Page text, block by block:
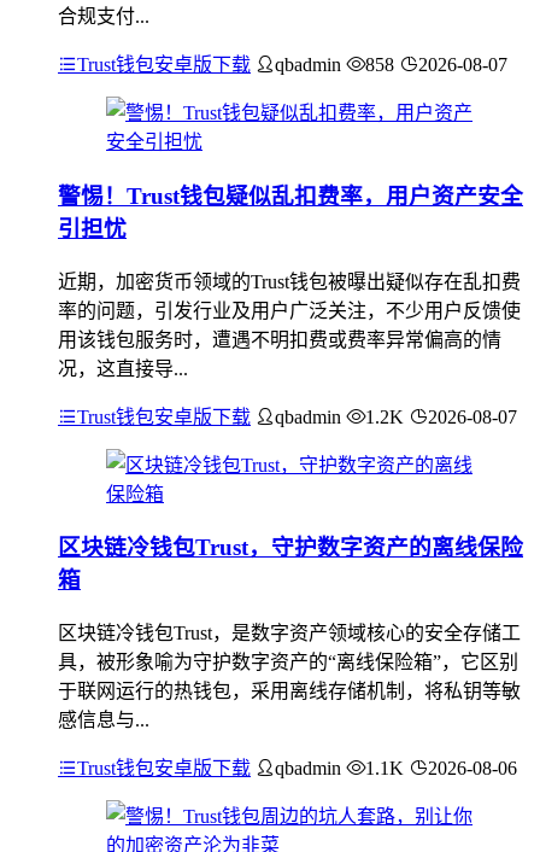
合规支付...
Trust钱包安卓版下载 qbadmin 858 2026-08-07
警惕！Trust钱包疑似乱扣费率，用户资产安全
引担忧
近期，加密货币领域的Trust钱包被曝出疑似存在乱扣费
率的问题，引发行业及用户广泛关注，不少用户反馈使
用该钱包服务时，遭遇不明扣费或费率异常偏高的情
况，这直接导...
Trust钱包安卓版下载 qbadmin 1.2K 2026-08-07
区块链冷钱包Trust，守护数字资产的离线保险
箱
区块链冷钱包Trust，是数字资产领域核心的安全存储工
具，被形象喻为守护数字资产的“离线保险箱”，它区别
于联网运行的热钱包，采用离线存储机制，将私钥等敏
感信息与...
Trust钱包安卓版下载 qbadmin 1.1K 2026-08-06